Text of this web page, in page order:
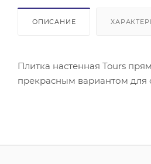
ОПИСАНИЕ
Плитка настенная Tours
прекрасным вариантом для